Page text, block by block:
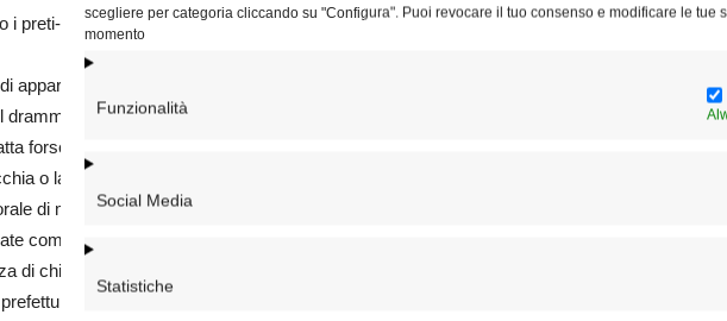
scegliere per categoria cliccando su "Configura". Puoi revocare il tuo consenso e modificare le tue
momento
Funzionalità
Social Media
Statistiche
i preti-guru), e così sembrano irrilevanti Gesù Cristo e la Chiesa.
appartenenza nei confronti della propria comunità e/o esperienza di fede. Vi sono
dramma (presente in tutte le schede!) di una mancanza di comunione davvero
forse della malattia più segnalata: le varie realtà ecclesiali non si sentono parte
o la diocesi) e questo è a sua volta alla radice delle divisioni e della
di molte proposte. La seconda conseguenza è che la missione o la formazione
come mera ripetizione della propria, consegnata ai più giovani, senza quindi
di chi essi siano e di che cosa abbiano bisogno, di quale sia il contesto nel quale
segnala con una certa insistenza il problema costituito dal Cammino